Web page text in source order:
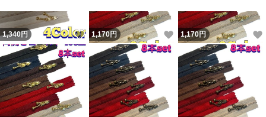
1,340円 いいね！
1,170円 いいね！
1,170円